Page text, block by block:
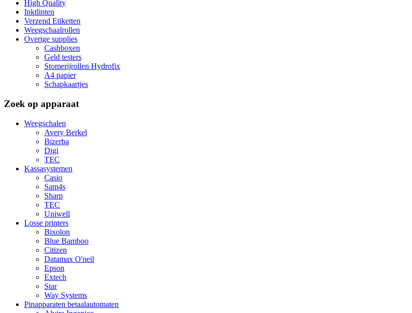
High Quality
Inktlinten
Verzend Etiketten
Weegschaalrollen
Overige supplies
Cashboxen
Geld testers
Stomerijrollen Hydrofix
A4 papier
Schapkaartjes
Zoek op apparaat
Weegschalen
Avery Berkel
Bizerba
Digi
TEC
Kassasystemen
Casio
Sam4s
Sharp
TEC
Uniwell
Losse printers
Bixolon
Blue Bamboo
Citizen
Datamax O'neil
Epson
Extech
Star
Way Systems
Pinapparaten betaalautomaten